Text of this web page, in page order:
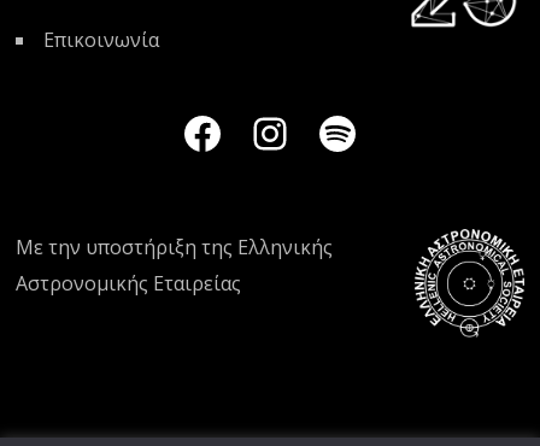
Επικοινωνία
Με την υποστήριξη της Ελληνικής
Αστρονομικής Εταιρείας